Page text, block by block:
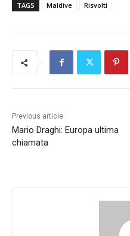
TAGS Maldive Risvolti
Previous article
Mario Draghi: Europa ultima
chiamata